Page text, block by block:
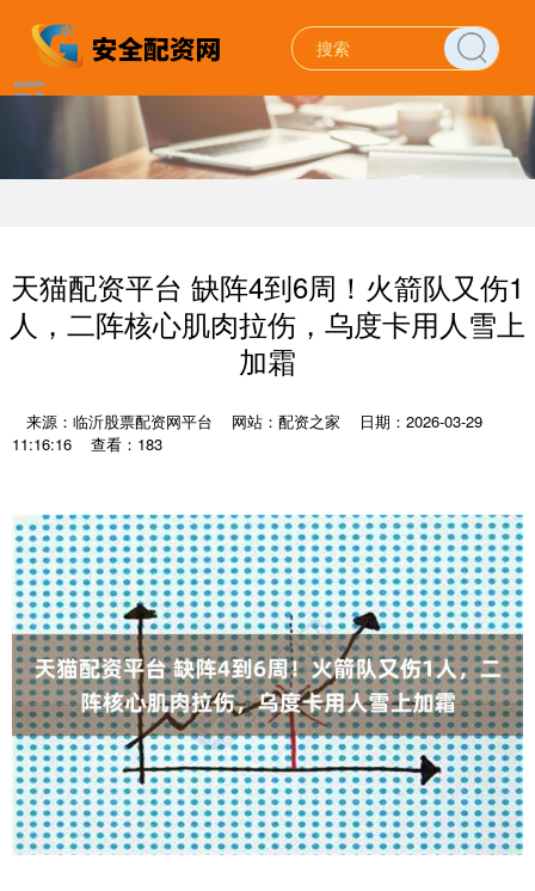
天猫配资平台 缺阵4到6周！火箭队又伤1
人，二阵核心肌肉拉伤，乌度卡用人雪上
加霜
来源：临沂股票配资网平台 网站：配资之家
日期：2026-03-29
11:16:16
查看：183